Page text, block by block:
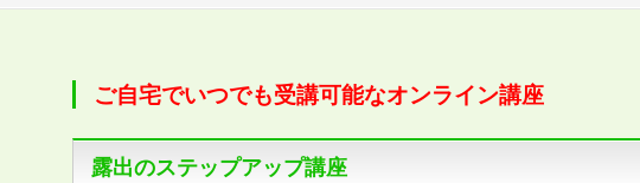
ご自宅でいつでも受講可能なオンライン講座
露出のステップアップ講座